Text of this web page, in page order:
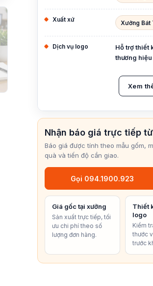
Xuất xứ Xưởng Bát
Dịch vụ logo
Hỗ trợ thiết
thương hiệu
Xem
Nhận báo giá trực tiếp
Báo giá được tính theo mẫu gốm,
quà và tiến độ cần giao.
Gọi 094.1900.923
Giá gốc tại xưởng
Sản xuất trực tiếp, tối
ưu chi phí theo số
lượng đơn hàng.
Thiết
logo
Kiểm
thước
trước